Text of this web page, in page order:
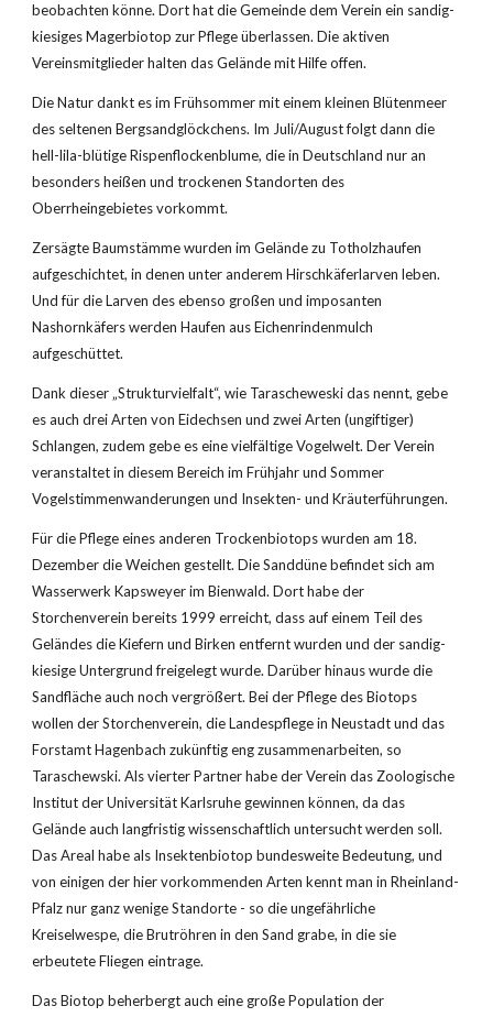
beobachten könne. Dort hat die Gemeinde dem Verein ein sandig-
kiesiges Magerbiotop zur Pflege überlassen. Die aktiven
Vereinsmitglieder halten das Gelände mit Hilfe offen.
Die Natur dankt es im Frühsommer mit einem kleinen Blütenmeer
des seltenen Bergsandglöckchens. Im Juli/August folgt dann die
hell-lila-blütige Rispenflockenblume, die in Deutschland nur an
besonders heißen und trockenen Standorten des
Oberrheingebietes vorkommt.
Zersägte Baumstämme wurden im Gelände zu Totholzhaufen
aufgeschichtet, in denen unter anderem Hirschkäferlarven leben.
Und für die Larven des ebenso großen und imposanten
Nashornkäfers werden Haufen aus Eichenrindenmulch
aufgeschüttet.
Dank dieser „Strukturvielfalt“, wie Tarascheweski das nennt, gebe
es auch drei Arten von Eidechsen und zwei Arten (ungiftiger)
Schlangen, zudem gebe es eine vielfältige Vogelwelt. Der Verein
veranstaltet in diesem Bereich im Frühjahr und Sommer
Vogelstimmenwanderungen und Insekten- und Kräuterführungen.
Für die Pflege eines anderen Trockenbiotops wurden am 18.
Dezember die Weichen gestellt. Die Sanddüne befindet sich am
Wasserwerk Kapsweyer im Bienwald. Dort habe der
Storchenverein bereits 1999 erreicht, dass auf einem Teil des
Geländes die Kiefern und Birken entfernt wurden und der sandig-
kiesige Untergrund freigelegt wurde. Darüber hinaus wurde die
Sandfläche auch noch vergrößert. Bei der Pflege des Biotops
wollen der Storchenverein, die Landespflege in Neustadt und das
Forstamt Hagenbach zukünftig eng zusammenarbeiten, so
Taraschewski. Als vierter Partner habe der Verein das Zoologische
Institut der Universität Karlsruhe gewinnen können, da das
Gelände auch langfristig wissenschaftlich untersucht werden soll.
Das Areal habe als Insektenbiotop bundesweite Bedeutung, und
von einigen der hier vorkommenden Arten kennt man in Rheinland-
Pfalz nur ganz wenige Standorte - so die ungefährliche
Kreiselwespe, die Brutröhren in den Sand grabe, in die sie
erbeutete Fliegen eintrage.
Das Biotop beherbergt auch eine große Population der